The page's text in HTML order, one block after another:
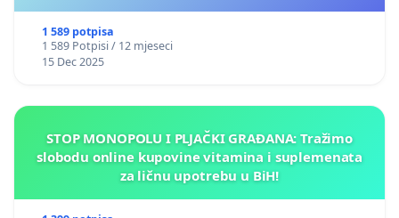
1 589 potpisa
1 589 Potpisi / 12 mjeseci
15 Dec 2025
STOP MONOPOLU I PLJAČKI GRAĐANA: Tražimo
slobodu online kupovine vitamina i suplemenata
za ličnu upotrebu u BiH!